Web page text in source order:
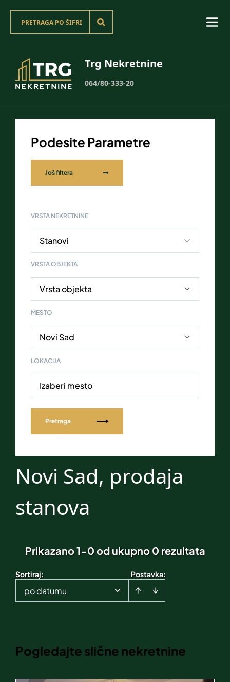
Trg Nekretnine
064/80-333-20
Podesite Parametre
Još filtera
VRSTA NEKRETNINE
VRSTA OBJEKTA
MESTO
LOKACIJA
Izaberi mesto
Pretraga
Novi Sad, prodaja
stanova
Prikazano 1-0 od ukupno 0 rezultata
Postavka:
Sortiraj:
po datumu
Pogledajte slične nekretnine